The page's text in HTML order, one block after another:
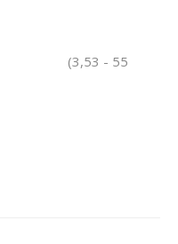
(3,53 - 55